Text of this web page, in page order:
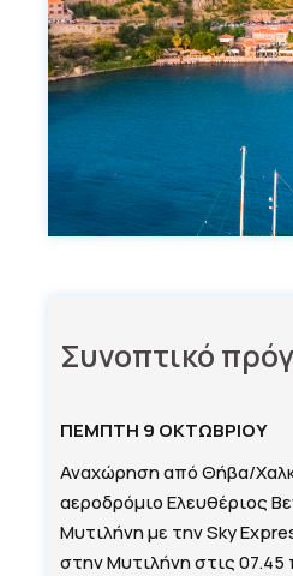
Συνοπτικό
ΠΕΜΠΤΗ 9 ΟΚΤΩΒΡΙΟΥ
Αναχώρηση από Θήβα/
αεροδρόμιο Ελευθέριος
Μυτιλήνη με την Sky
στην Μυτιλήνη στις 07.45